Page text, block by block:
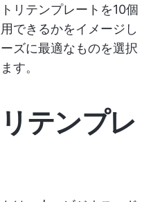
リテンプレートを10個
できるかをイメージし
ズに最適なものを選択
す。
テンプレ